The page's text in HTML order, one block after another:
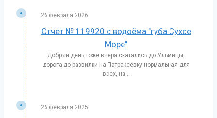
26 февраля 2026
Отчет № 119920 с водоёма "губа Сухое
Море"
Добрый день,тоже вчера скатались до Ульмицы,
дорога до развилки на Патракеевку нормальная для
всех, на...
26 февраля 2025